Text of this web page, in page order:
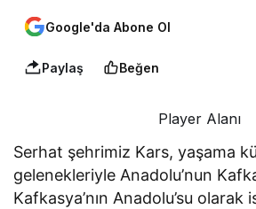
Google'da Abone Ol
Paylaş Beğen
Player Alanı
Serhat şehrimiz Kars, yaşama
gelenekleriyle Anadolu’nun
Kafkasya’nın Anadolu’su olarak